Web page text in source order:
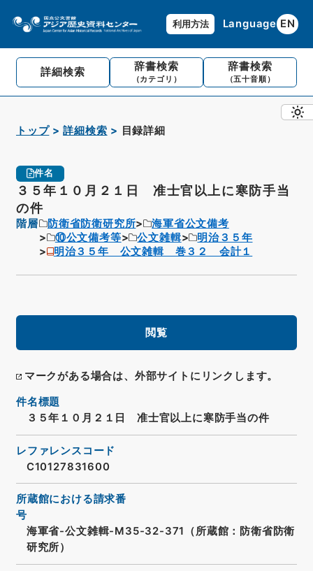
利用方法 Language EN
詳細検索 辞書検索
（カテゴリ）
辞書検索
（五十音順）
トップ 詳細検索 目録詳細
件名
３５年１０月２１日 准士官以上に寒防手当
の件
階層 防衛省防衛研究所
海軍省公文備考
⑩公文備考等
公文雑輯
明治３５年
明治３５年 公文雑輯 巻３２ 会計１
閲覧
マークがある場合は、外部サイトにリンクします。
件名標題
３５年１０月２１日 准士官以上に寒防手当の件
レファレンスコード
C10127831600
所蔵館における請求番
号
海軍省-公文雑輯-M35-32-371（所蔵館：防衛省防衛
研究所）